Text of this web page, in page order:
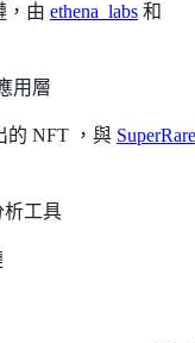
，由 ethena_labs 和
用層
的 NFT ，與 SuperRare
析工具